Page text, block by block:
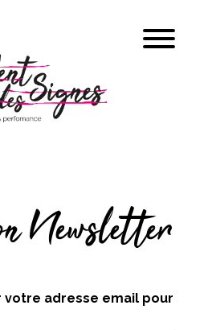
Newsletter
votre adresse email pour